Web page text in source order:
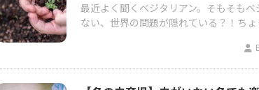
最近よく聞くベジタリアン。そもそも
ない、世界の問題が隠れている？！ち